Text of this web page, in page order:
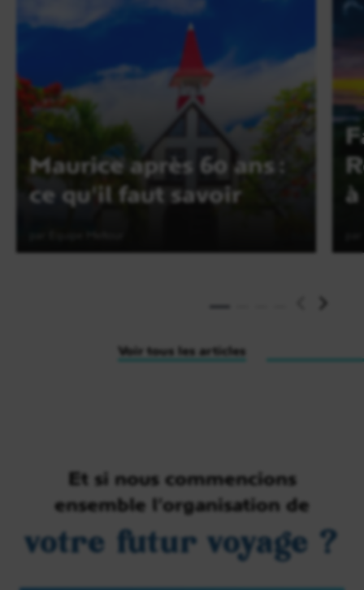
Maurice après 60 ans :
ce qu'il faut savoir
Voir tous les articles
Et si nous commencions
ensemble l’organisation de
votre futur voyage ?